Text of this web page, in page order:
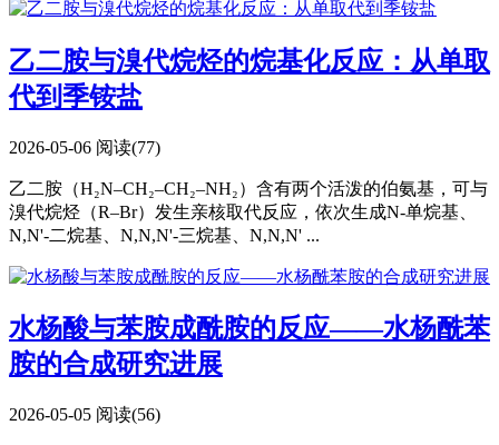
乙二胺与溴代烷烃的烷基化反应：从单取
代到季铵盐
2026-05-06 阅读(77)
乙二胺（H₂N–CH₂–CH₂–NH₂）含有两个活泼的伯氨基，可与
溴代烷烃（R–Br）发生亲核取代反应，依次生成N-单烷基、
N,N'-二烷基、N,N,N'-三烷基、N,N,N' ...
水杨酸与苯胺成酰胺的反应——水杨酰苯
胺的合成研究进展
2026-05-05 阅读(56)